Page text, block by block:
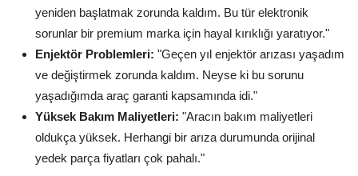
yeniden başlatmak zorunda kaldım. Bu tür elektronik
sorunlar bir premium marka için hayal kırıklığı yaratıyor."
Enjektör Problemleri: "Geçen yıl enjektör arızası yaşadım
ve değiştirmek zorunda kaldım. Neyse ki bu sorunu
yaşadığımda araç garanti kapsamında idi."
Yüksek Bakım Maliyetleri: "Aracın bakım maliyetleri
oldukça yüksek. Herhangi bir arıza durumunda orijinal
yedek parça fiyatları çok pahalı."